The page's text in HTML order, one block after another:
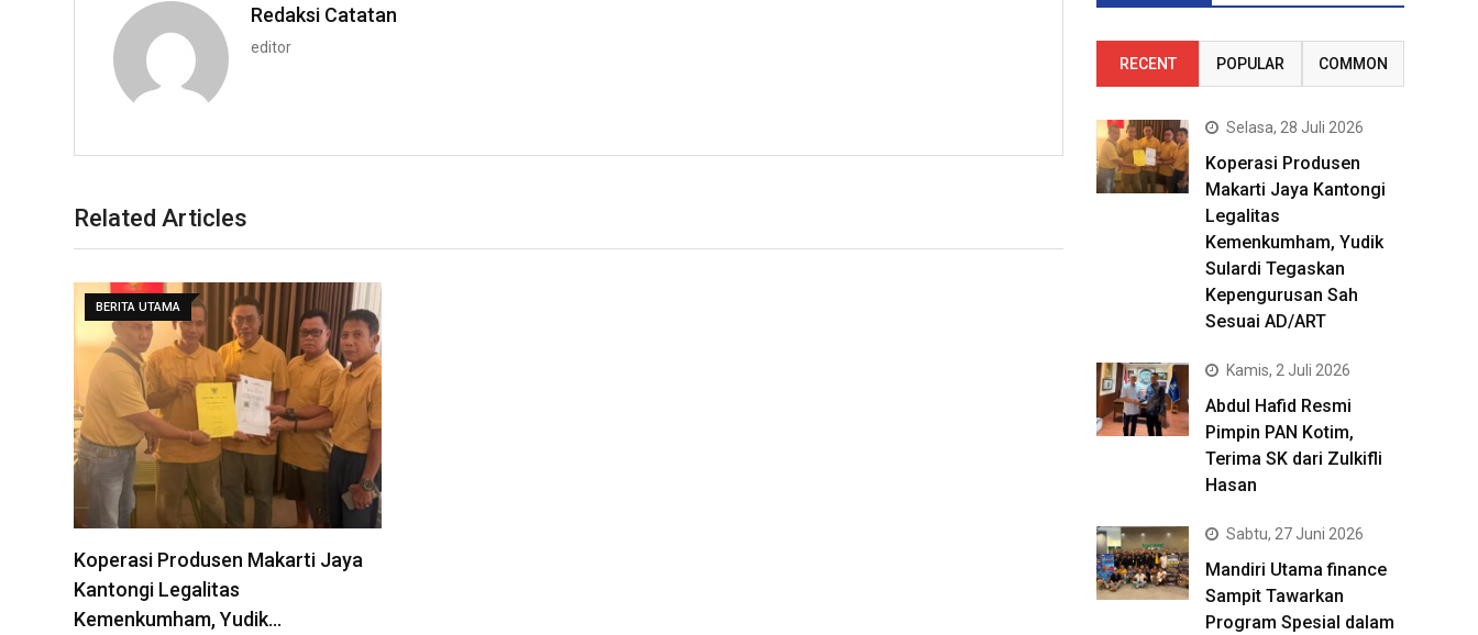
Redaksi Catatan
editor
Related Articles
BERITA UTAMA
Koperasi Produsen Makarti Jaya
Kantongi Legalitas
Kemenkumham, Yudik…
RECENT POPULAR COMMON
Selasa, 28 Juli 2026
Koperasi Produsen
Makarti Jaya Kantongi
Legalitas
Kemenkumham, Yudik
Sulardi Tegaskan
Kepengurusan Sah
Sesuai AD/ART
Kamis, 2 Juli 2026
Abdul Hafid Resmi
Pimpin PAN Kotim,
Terima SK dari Zulkifli
Hasan
Sabtu, 27 Juni 2026
Mandiri Utama finance
Sampit Tawarkan
Program Spesial dalam